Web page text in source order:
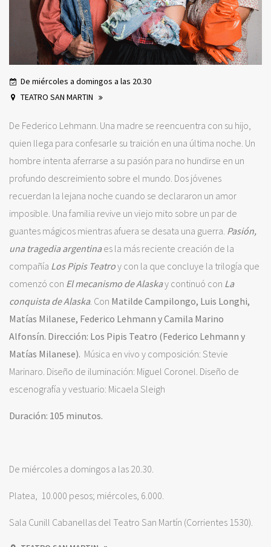
De miércoles a domingos a las 20.30
TEATRO SAN MARTIN
De Federico Lehmann. Una madre se reencuentra con su hijo,
quien llega para confesarle su traición en una última noche. Un
hombre intenta aferrarse a su pasión para no hundirse en un
profundo descreimiento sobre el mundo. Dos jóvenes
recuerdan la lejana noche cuando se declararon un amor
imposible. Una familia revive un viejo mito sobre un par de
guantes mágicos mientras afuera se desata una guerra. Pasión,
una tragedia argentinaes la más reciente creación de la
compañía Los Pipis Teatroy con la que concluye la trilogía que
comenzó con El mecanismo de Alaskay continuó con La
conquista de Alaska. Con Matilde Campilongo, Luis Longhi,
Matías Milanese, Federico Lehmann y Camila Marino
Alfonsín. Dirección: Los Pipis Teatro (Federico Lehmann y
Matías Milanese). Música en vivo y composición: Stevie
Marinaro. Diseño de iluminación: Miguel Coronel. Diseño de
escenografía y vestuario: Micaela Sleigh
Duración: 105 minutos.
De miércoles a domingos a las 20.30.
Platea, 10.000 pesos; miércoles, 6.000.
Sala Cunill Cabanellas del Teatro San Martín (Corrientes 1530).